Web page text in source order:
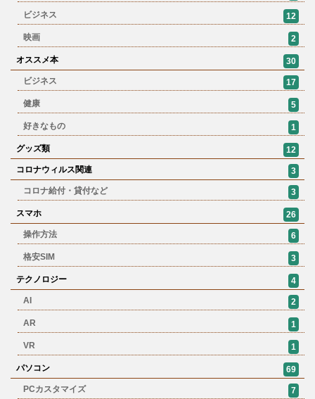
ビジネス 12
映画 2
オススメ本
30
ビジネス
17
健康 5
好きなもの 1
グッズ類
12
コロナウィルス関連
3
コロナ給付・貸付など
3
スマホ
26
操作方法
6
格安SIM 3
テクノロジー
4
AI
2
AR 1
VR 1
パソコン
69
PCカスタマイズ
7